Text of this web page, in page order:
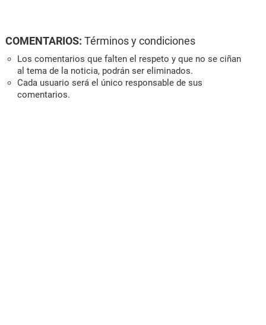
COMENTARIOS: Términos y condiciones
Los comentarios que falten el respeto y que no se ciñan
al tema de la noticia, podrán ser eliminados.
Cada usuario será el único responsable de sus
comentarios.